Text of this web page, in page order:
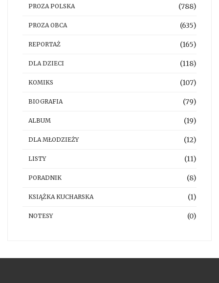
PROZA POLSKA (788)
PROZA OBCA (635)
REPORTAŻ (165)
DLA DZIECI (118)
KOMIKS (107)
BIOGRAFIA (79)
ALBUM (19)
DLA MŁODZIEŻY (12)
LISTY (11)
PORADNIK (8)
KSIĄŻKA KUCHARSKA (1)
NOTESY (0)